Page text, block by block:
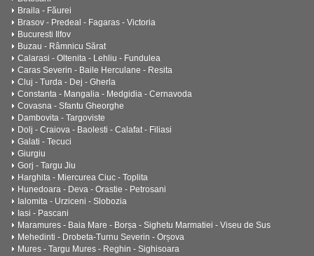
Braila - Făurei
Brasov - Predeal - Fagaras - Victoria
Bucuresti Ilfov
Buzau - Râmnicu Sărat
Calarasi - Oltenita - Lehliu - Fundulea
Caras Severin - Baile Herculane - Resita
Cluj - Turda - Dej - Gherla
Constanta - Mangalia - Medgidia - Cernavoda
Covasna - Sfantu Gheorghe
Dambovita - Targoviste
Dolj - Craiova - Baolesti - Calafat - Filiasi
Galati - Tecuci
Giurgiu
Gorj - Targu Jiu
Harghita - Miercurea Ciuc - Toplita
Hunedoara - Deva - Orastie - Petrosani
Ialomita - Urziceni - Slobozia
Iasi - Pascani
Maramures - Baia Mare - Borșa - Sighetu Marmatiei - Viseu de Sus
Mehedinti - Drobeta-Turnu Severin - Orșova
Mures - Targu Mures - Reghin - Sighisoara